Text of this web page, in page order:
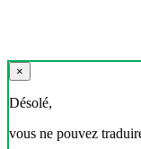
×
Désolé,
vous ne pouvez